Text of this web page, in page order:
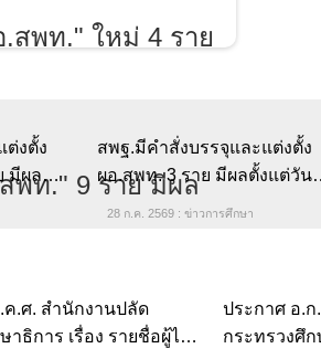
สพฐ.มีคำสั่งบรรจุและแต่งตั้ง
ผอ.สพท. 3 ราย มีผลตั้งแต่วันที่
28 ก.ค. 2569 : ข่าวการศึกษา